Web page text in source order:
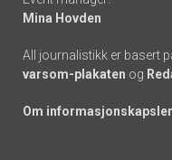
Mina Hovden
All journalistikk er basert
varsom-plakaten og
Om informasjonskapsler